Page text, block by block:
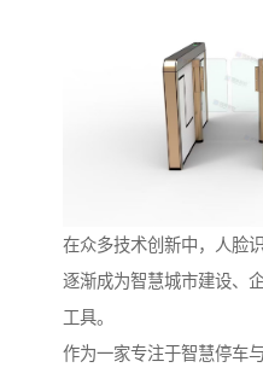
在众多技术创新中，人脸
逐渐成为智慧城市建设、
工具。
作为一家专注于智慧停车